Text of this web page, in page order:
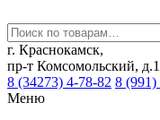
г. Краснокамск,
пр-т Комсомольский,
8 (34273) 4-78-82 8 (991)
Меню